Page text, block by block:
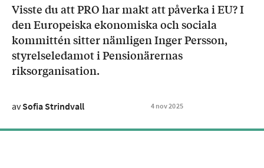
Visste du att PRO har makt att påverka i EU? I
den Europeiska ekonomiska och sociala
kommittén sitter nämligen Inger Persson,
styrelseledamot i Pensionärernas
riksorganisation.
avSofia Strindvall 4 nov2025